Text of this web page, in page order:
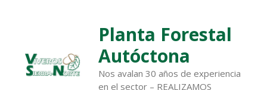
Planta Forestal
Autóctona
Nos avalan 30 años de experiencia
en el sector – REALIZAMOS